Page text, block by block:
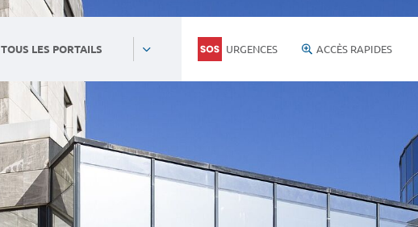
TOUS LES PORTAILS URGENCES ACCÈS RAPIDES